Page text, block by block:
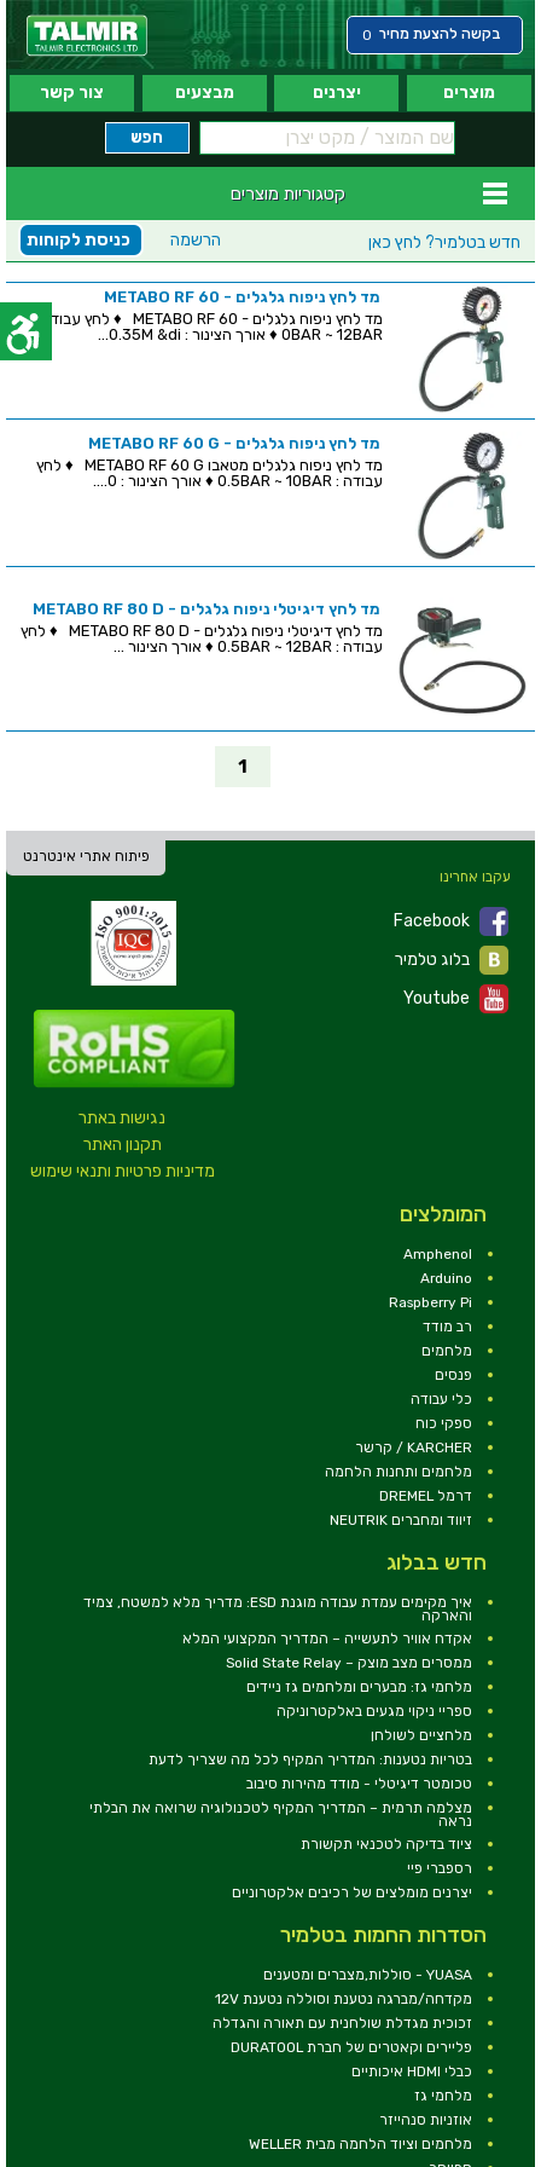
בקשה להצעת מחיר 0
מוצרים יצרנים מבצעים צור קשר
קטגוריות מוצרים
חדש בטלמיר? לחץ כאן כניסת לקוחות הרשמה
מד לחץ ניפוח גלגלים - METABO RF 60
מד לחץ ניפוח גלגלים - METABO RF 60 ♦ לחץ עבודה :
0BAR ~ 12BAR ♦ אורך הצינור : 0.35M &di...
מד לחץ ניפוח גלגלים - METABO RF 60 G
מד לחץ ניפוח גלגלים מטאבו METABO RF 60 G ♦ לחץ
עבודה : 0.5BAR ~ 10BAR ♦ אורך הצינור : 0....
מד לחץ דיגיטלי ניפוח גלגלים - METABO RF 80 D
מד לחץ דיגיטלי ניפוח גלגלים - METABO RF 80 D ♦ לחץ
עבודה : 0.5BAR ~ 12BAR ♦ אורך הצינור ...
1
פיתוח אתרי אינטרנט
נגישות באתר
תקנון האתר
מדיניות פרטיות ותנאי שימוש
עקבו אחרינו
Facebook
Youtube
המומלצים
Amphenol
Arduino
Raspberry Pi
רב מודד
מלחמים
פנסים
כלי עבודה
ספקי כוח
KARCHER / קרשר
מלחמים ותחנות הלחמה
דרמל DREMEL
זיווד ומחברים NEUTRIK
חדש בבלוג
איך מקימים עמדת עבודה מוגנת ESD: מדריך מלא למשטח, צמיד
והארקה
אקדח אוויר לתעשייה – המדריך המקצועי המלא
ממסרים מצב מוצק – Solid State Relay
מלחמי גז: מבערים ומלחמים גז ניידים
ספריי ניקוי מגעים באלקטרוניקה
מלחציים לשולחן
בטריות נטענות: המדריך המקיף לכל מה שצריך לדעת
טכומטר דיגיטלי - מודד מהירות סיבוב
מצלמה תרמית – המדריך המקיף לטכנולוגיה שרואה את הבלתי
נראה
ציוד בדיקה לטכנאי תקשורת
רספברי פיי
יצרנים מומלצים של רכיבים אלקטרוניים
הסדרות החמות בטלמיר
YUASA - סוללות,מצברים ומטענים
מקדחה/מברגה נטענת וסוללה נטענת 12V
זכוכית מגדלת שולחנית עם תאורה והגדלה
פליירים וקאטרים של חברת DURATOOL
כבלי HDMI איכותיים
מלחמי גז
אוזניות סנהייזר
מלחמים וציוד הלחמה מבית WELLER